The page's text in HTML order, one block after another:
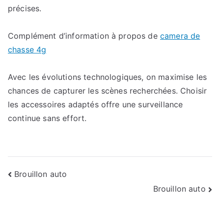
précises.
Complément d’information à propos de camera de
chasse 4g
Avec les évolutions technologiques, on maximise les
chances de capturer les scènes recherchées. Choisir
les accessoires adaptés offre une surveillance
continue sans effort.
Navigation
Brouillon auto
Brouillon auto